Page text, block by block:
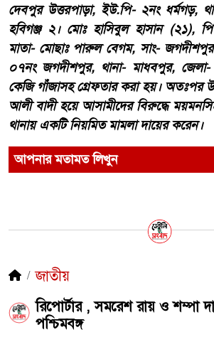
দেবপুর উত্তরপাড়া, ইউ.পি- ২নং ধর্মগড়,
হবিগঞ্জ ২। মোঃ হাসিবুল হাসান (২১),
মাতা- মোছাঃ পারুল বেগম, সাং-
০৭নং জগদীশপুর, থানা- মাধবপুর,
কেজি গাঁজাসহ গ্রেফতার করা হয়।
আলী বাদী হয়ে আসামীদের বিরুদ্ধে
থানায় একটি নিয়মিত মামলা দায়ের করেন।
আপনার মতামত লিখুন
জাতীয়
রিপোর্টার , সমরেশ রায় ও শম্পা
পশ্চিমবঙ্গ